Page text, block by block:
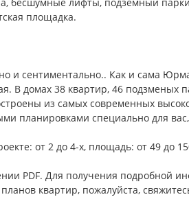
площадка.
и сентиментально.. Как и сама
В домах 38 квартир, 46 подзменых
из самых современных
планировками специально для
от 2 до 4-х, площадь: от 49 до
PDF. Для получения подробной
квартир, пожалуйста,